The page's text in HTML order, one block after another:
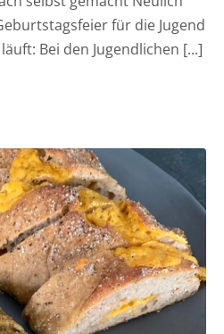
für die Jugend
Bei den Jugendlichen [...]